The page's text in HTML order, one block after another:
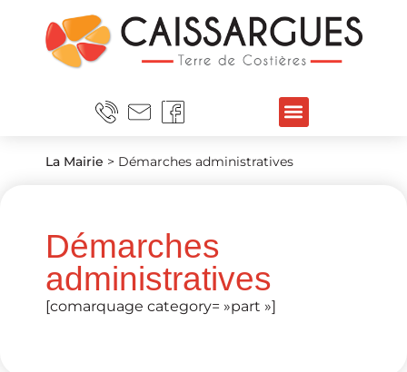
La Mairie > Démarches administratives
Démarches
administratives
[comarquage category= »part »]